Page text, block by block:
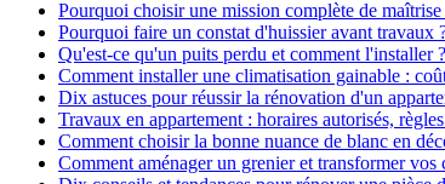
Pourquoi choisir une mission complète de
Pourquoi faire un constat d'huissier avant travaux
Qu'est-ce qu'un puits perdu et comment l'installer ?
Comment installer une climatisation gainable :
Dix astuces pour réussir la rénovation d'un
Travaux en appartement : horaires autorisés,
Comment choisir la bonne nuance de blanc en
Comment aménager un grenier et transformer vos